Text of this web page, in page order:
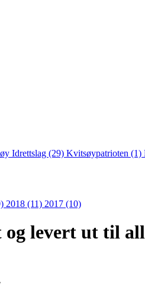
Idrettslag (29) Kvitsøypatrioten (1)
2018 (11) 2017 (10)
levert ut til